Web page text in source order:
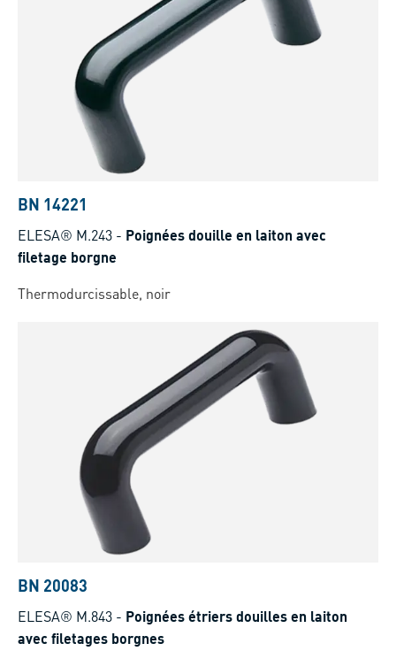
BN 14221
ELESA® M.243 - Poignées douille en laiton avec
filetage borgne
Thermodurcissable, noir
BN 20083
ELESA® M.843 - Poignées étriers douilles en laiton
avec filetages borgnes